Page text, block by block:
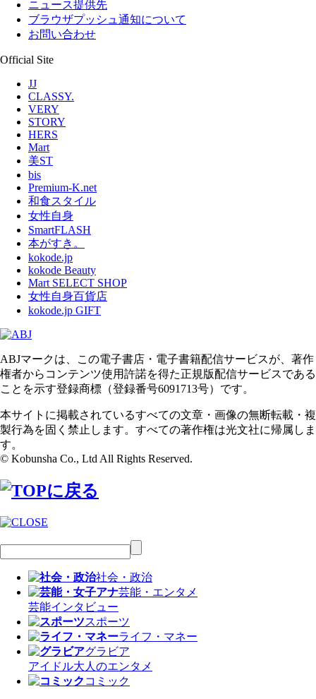
ニュース提供先
ブラウザプッシュ通知について
お問い合わせ
Official Site
JJ
CLASSY.
VERY
STORY
HERS
Mart
美ST
bis
Premium-K.net
和食スタイル
女性自身
SmartFLASH
本がすき。
kokode.jp
kokode Beauty
Mart SELECT SHOP
女性自身百貨店
kokode.jp GIFT
ABJマークは、この電子書店・電子書籍配信サービスが、著作
権者からコンテンツ使用許諾を得た正規版配信サービスである
ことを示す登録商標（登録番号6091713号）です。
本サイトに掲載されているすべての文章・画像の無断転載・複
製行為を固く禁止します。すべての著作権は光文社に帰属しま
す。
© Kobunsha Co., Ltd All Rights Reserved.
社会・政治
芸能・エンタメ
芸能インタビュー
スポーツ
ライフ・マネー
グラビア
アイドル大人のエンタメ
コミック